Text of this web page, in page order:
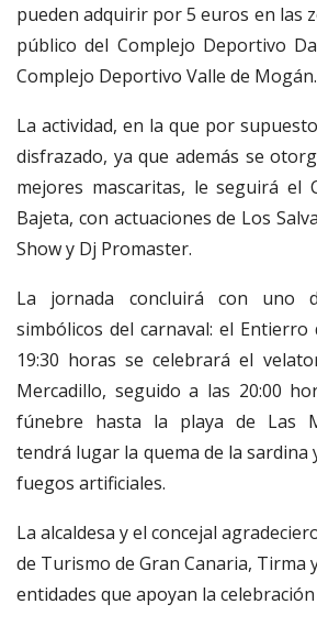
pueden adquirir por 5 euros en las
público del Complejo Deportivo
Complejo Deportivo Valle de Mogán.
La actividad, en la que por
disfrazado, ya que además se
mejores mascaritas, le seguirá el
Bajeta, con actuaciones de Los
Show y Dj Promaster.
La jornada concluirá con uno
simbólicos del carnaval: el Entierro
19:30 horas se celebrará el
Mercadillo, seguido a las 20:00
fúnebre hasta la playa de Las
tendrá lugar la quema de la sardina
fuegos artificiales.
La alcaldesa y el concejal
de Turismo de Gran Canaria, Tirma
entidades que apoyan la